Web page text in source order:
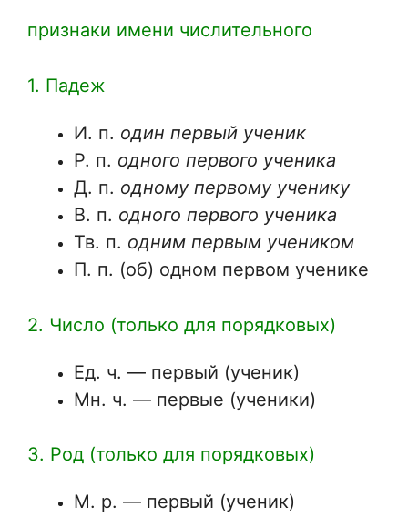
признаки имени числительного
1. Падеж
И. п. один первый ученик
Р. п. одного первого ученика
Д. п. одному первому ученику
В. п. одного первого ученика
Тв. п. одним первым учеником
П. п. (об) одном первом ученике
2. Число (только для порядковых)
Ед. ч. — первый (ученик)
Мн. ч. — первые (ученики)
3. Род (только для порядковых)
М. р. — первый (ученик)